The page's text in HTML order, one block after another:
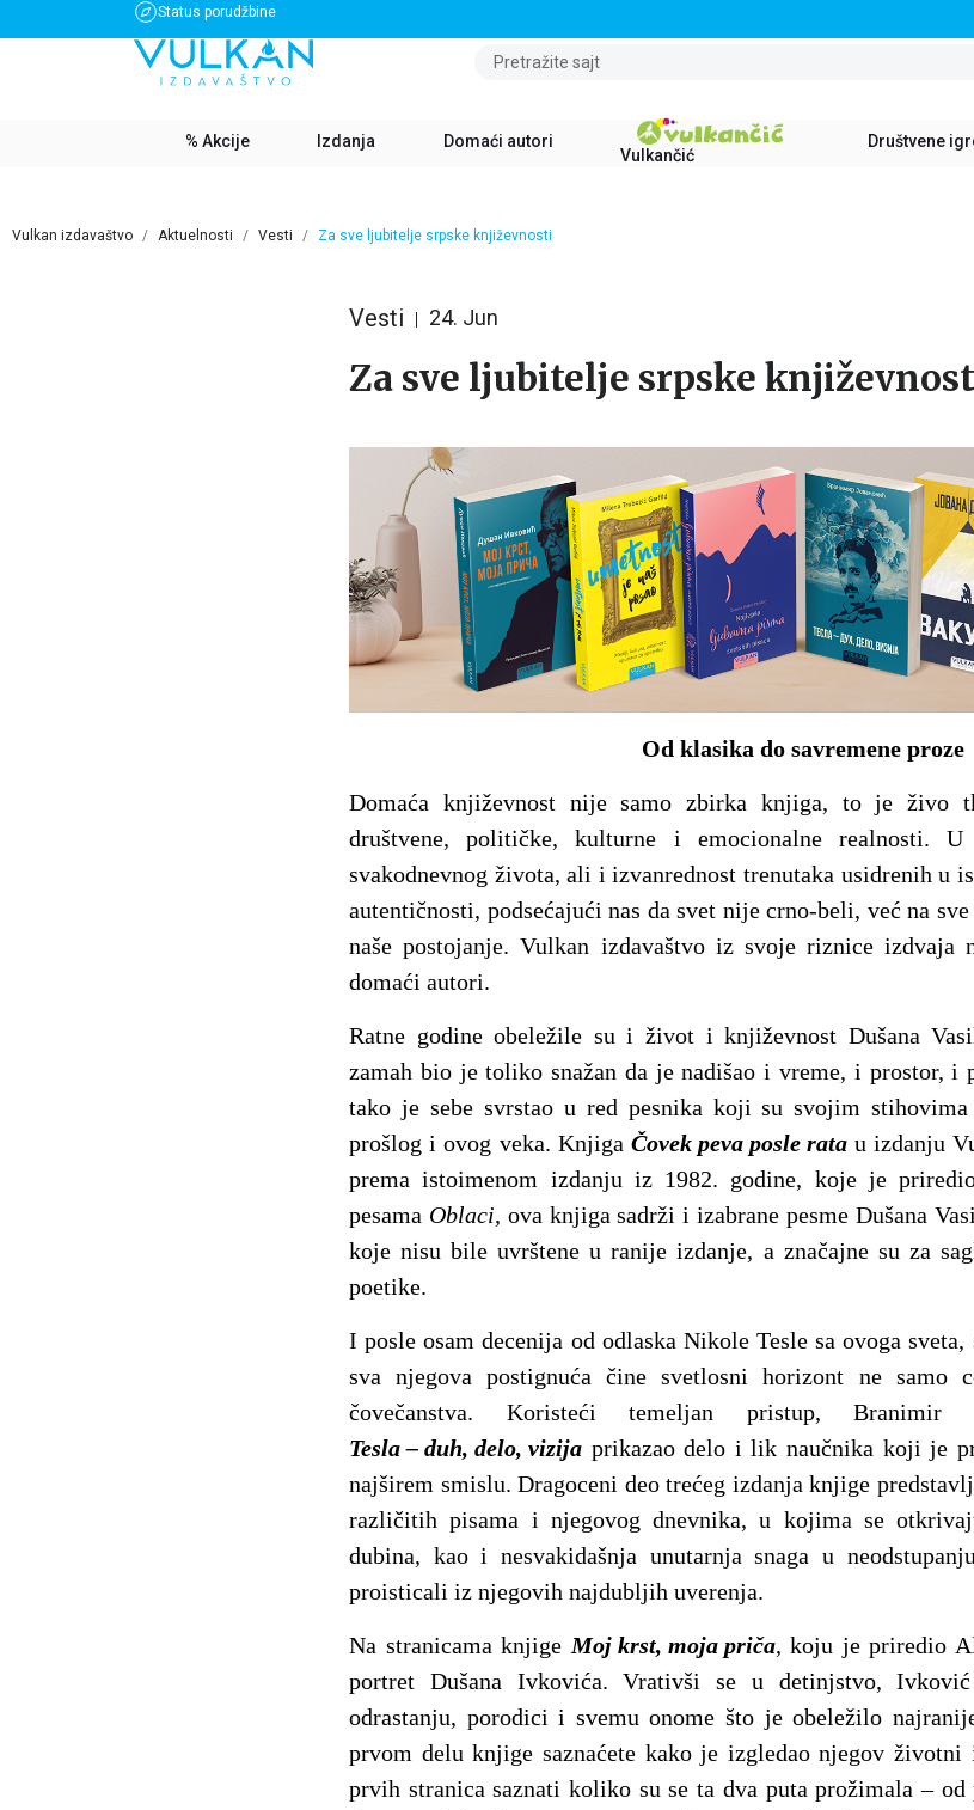
Status porudžbine
BESPLATNA DOSTAVA ZA IZNOS PREKO 3500 RSD
Pretražite sajt
% Akcije Izdanja Domaći autori
Vulkančić
Društvene
Vulkan izdavaštvo Aktuelnosti Vesti Za sve ljubitelje srpske književnosti
Vesti 24. Jun
Za sve ljubitelje srpske
Od klasika do savremene proze
Domaća književnost nije samo zbirka knjiga, to je živo
društvene, političke, kulturne i emocionalne realnosti.
svakodnevnog života, ali i izvanrednost trenutaka usidrenih u
autentičnosti, podsećajući nas da svet nije crno-beli, već na
naše postojanje. Vulkan izdavaštvo iz svoje riznice izdvaja
domaći autori.
Ratne godine obeležile su i život i književnost Dušana
zamah bio je toliko snažan da je nadišao i vreme, i prostor, i
tako je sebe svrstao u red pesnika koji su svojim
prošlog i ovog veka. Knjiga Čovek peva posle ratau izdanju
prema istoimenom izdanju iz 1982. godine, koje je
pesama Oblaci, ova knjiga sadrži i izabrane pesme Dušana
koje nisu bile uvrštene u ranije izdanje, a značajne su za
poetike.
I posle osam decenija od odlaska Nikole Tesle sa ovoga
sva njegova postignuća čine svetlosni horizont ne samo
čovečanstva. Koristeći temeljan pristup,
Tesla – duh, delo, vizija prikazao delo i lik naučnika koji je
najširem smislu. Dragoceni deo trećeg izdanja knjige
različitih pisama i njegovog dnevnika, u kojima se
dubina, kao i nesvakidašnja unutarnja snaga u
proisticali iz njegovih najdubljih uverenja.
Na stranicama knjigeMoj krst, moja priča, koju je priredio
portret Dušana Ivkovića. Vrativši se u detinjstvo,
odrastanju, porodici i svemu onome što je obeležilo
prvom delu knjige saznaćete kako je izgledao njegov
prvih stranica saznati koliko su se ta dva puta prožimala – od